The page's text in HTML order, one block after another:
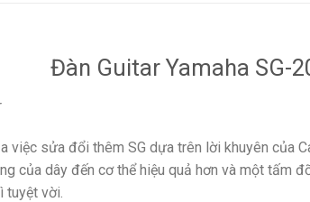
Đàn Guitar Yamaha SG-
việc sửa đổi thêm SG dựa trên lời khuyên của
của dây đến cơ thể hiệu quả hơn và một tấm
tuyệt vời.